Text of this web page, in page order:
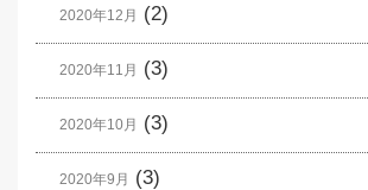
2020年12月 (2)
2020年11月 (3)
2020年10月 (3)
2020年9月 (3)